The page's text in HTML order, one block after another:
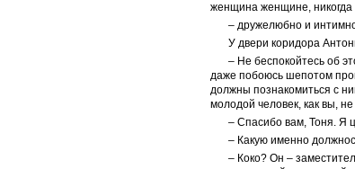
женщина женщине, никогда
– дружелюбно и
У двери коридора
– Не беспокойтесь об
даже побоюсь шепотом
должны познакомиться с
молодой человек, как вы,
– Спасибо вам, Тоня. Я
– Какую именно
– Коко? Он –